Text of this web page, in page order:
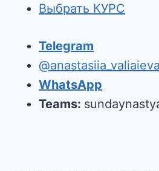
Выбрать КУРС
Telegram
@anastasiia_valiaieva
WhatsApp
Teams: